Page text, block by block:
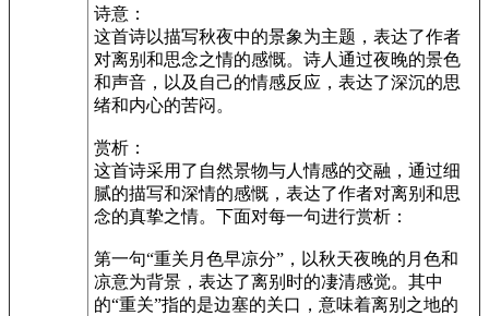
诗意：
这首诗以描写秋夜中的景象为主题，表达了作者
对离别和思念之情的感慨。诗人通过夜晚的景色
和声音，以及自己的情感反应，表达了深沉的思
绪和内心的苦闷。
赏析：
这首诗采用了自然景物与人情感的交融，通过细
腻的描写和深情的感慨，表达了作者对离别和思
念的真挚之情。下面对每一句进行赏析：
第一句“重关月色早凉分”，以秋天夜晚的月色和
凉意为背景，表达了离别时的凄清感觉。其中
的“重关”指的是边塞的关口，意味着离别之地的